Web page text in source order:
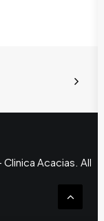
Acacias. All